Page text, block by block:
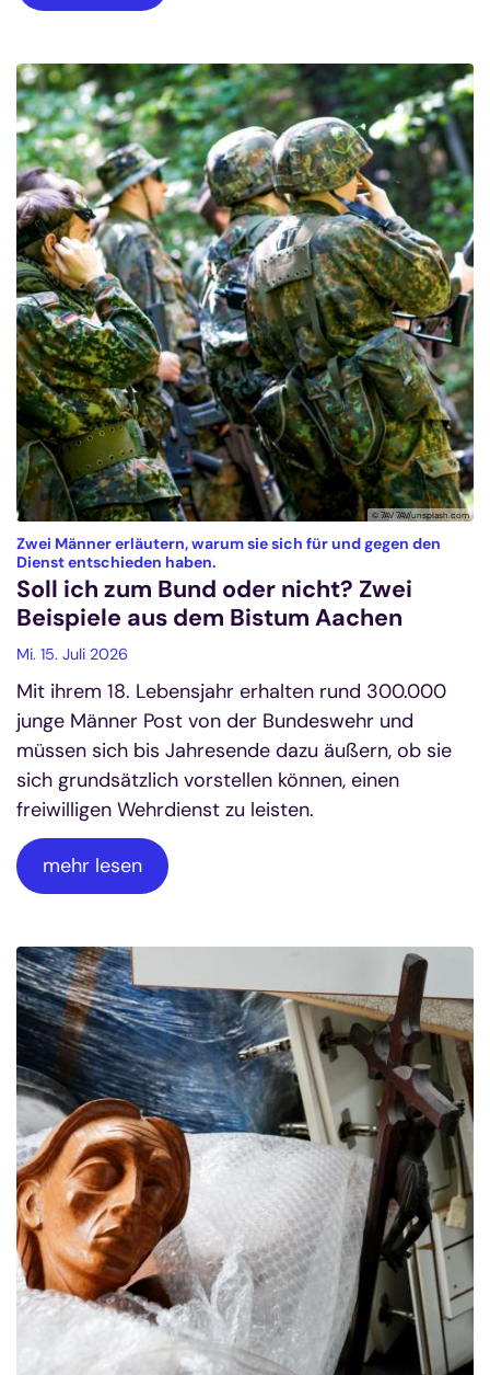
© 7AV 7AV/unsplash.com
Zwei Männer erläutern, warum sie sich für und gegen den
Dienst entschieden haben.
Soll ich zum Bund oder nicht? Zwei
Beispiele aus dem Bistum Aachen
Mi. 15. Juli 2026
Mit ihrem 18. Lebensjahr erhalten rund 300.000
junge Männer Post von der Bundeswehr und
müssen sich bis Jahresende dazu äußern, ob sie
sich grundsätzlich vorstellen können, einen
freiwilligen Wehrdienst zu leisten.
mehr lesen